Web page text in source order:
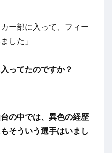
ー部に入って、フィー
した」
ってたのですか？
の中では、異色の経歴
そういう選手はいまし